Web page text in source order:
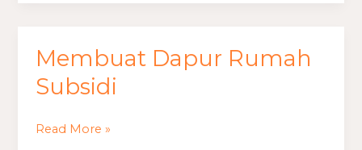
Membuat Dapur Rumah
Subsidi
Membuat
Dapur
Rumah
Read More »